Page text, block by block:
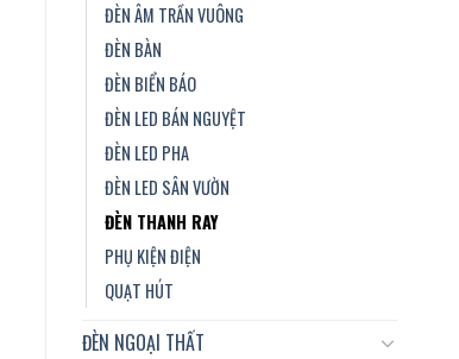
ĐÈN ÂM TRẦN VUÔNG
ĐÈN BÀN
ĐÈN BIỂN BÁO
ĐÈN LED BÁN NGUYỆT
ĐÈN LED PHA
ĐÈN LED SÂN VƯỜN
ĐÈN THANH RAY
PHỤ KIỆN ĐIỆN
QUẠT HÚT
ĐÈN NGOẠI THẤT